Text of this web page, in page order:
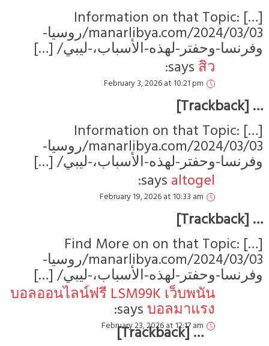
[…] Information on that Topic:
manarlibya.com/2024/03/03/روسيا-
وفرنسا-وحفتر-لهذه-الأسباب،-ليبي/ […]
สิว
says:
February 3, 2026 at 10:21 pm
… [Trackback]
[…] Information on that Topic:
manarlibya.com/2024/03/03/روسيا-
وفرنسا-وحفتر-لهذه-الأسباب،-ليبي/ […]
altogel
says:
February 19, 2026 at 10:33 am
… [Trackback]
[…] Find More on on that Topic:
manarlibya.com/2024/03/03/روسيا-
وفرنسا-وحفتر-لهذه-الأسباب،-ليبي/ […]
บอลออนไลน์ฟรี LSM99K เว็บพนัน
บอลมาแรง
says:
February 23, 2026 at 12:17 am
… [Trackback]